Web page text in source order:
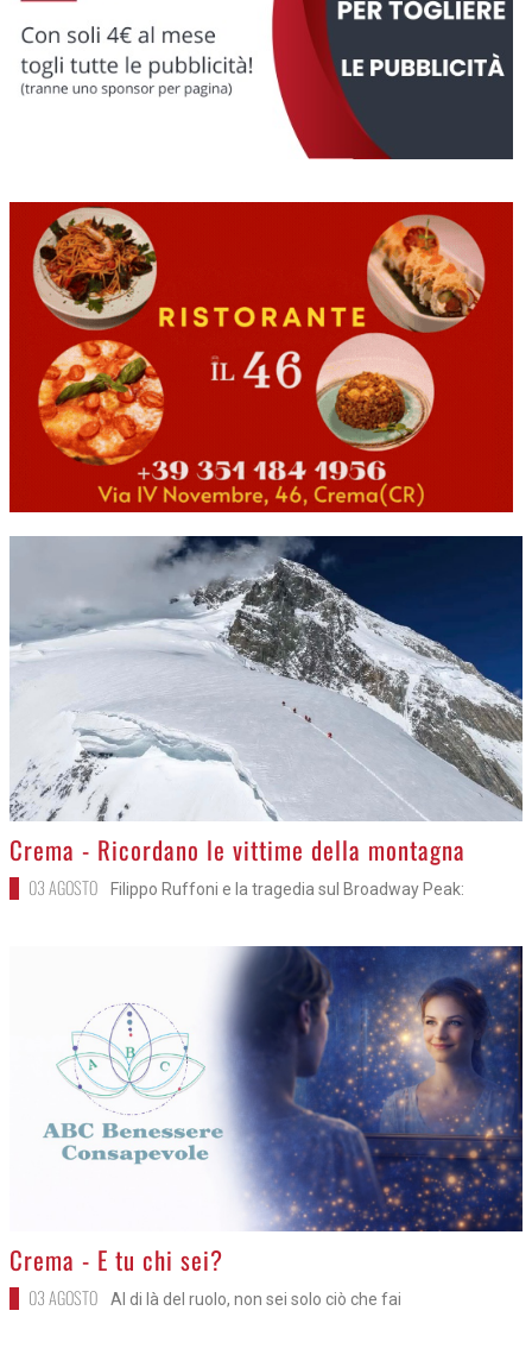
>
Crema - Ricordano le vittime della montagna
03 AGOSTO Filippo Ruffoni e la tragedia sul Broadway Peak:
>
Crema - E tu chi sei?
03 AGOSTO Al di là del ruolo, non sei solo ciò che fai